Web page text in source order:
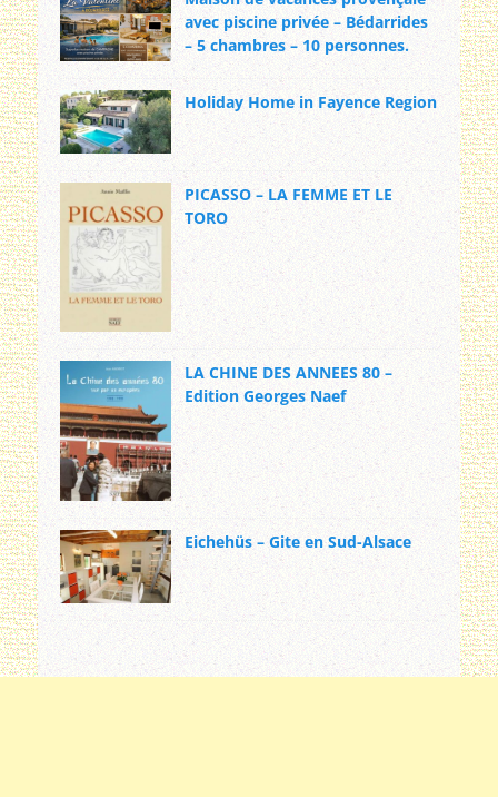
avec piscine privée – Bédarrides
– 5 chambres – 10 personnes.
Holiday Home in Fayence Region
PICASSO – LA FEMME ET LE
TORO
LA CHINE DES ANNEES 80 –
Edition Georges Naef
Eichehüs – Gite en Sud-Alsace